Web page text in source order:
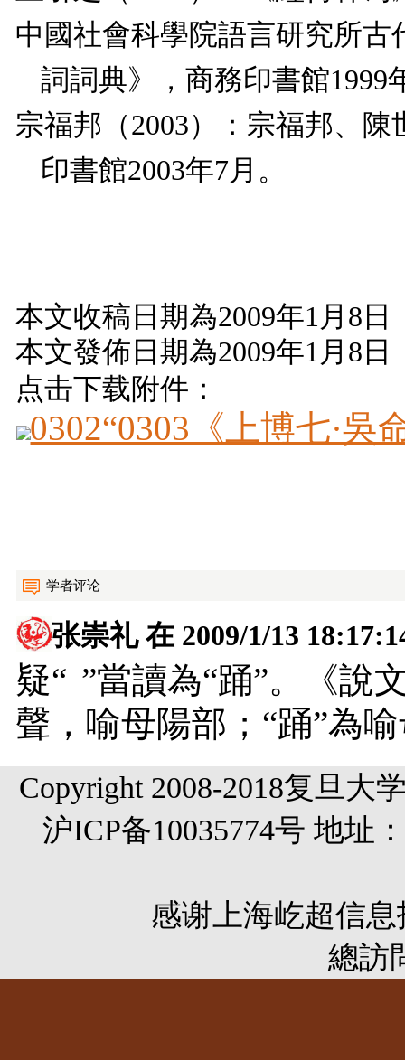
中國社會科學院語言研究所古
詞詞典》，商務印書館1999
宗福邦（2003）：宗福邦、
印書館2003年7 月。
本文收稿日期為2009年1 月 8 日
本文發佈日期為2009年1 月 8 日
点击下载附件：
0302“0303《上博七·吳
学者评论
张崇礼在 2009/1/13
疑“ ”當讀為“踊”。《說
聲，喻母陽部；“踊”為
Copyright 2008-2018复旦大
沪ICP备10035774号 地址
感谢 上海屹超信
總訪